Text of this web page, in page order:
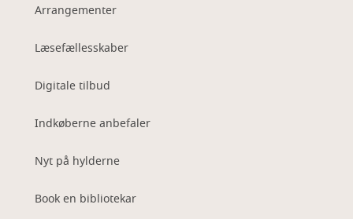
Arrangementer
Læsefællesskaber
Digitale tilbud
Indkøberne anbefaler
Nyt på hylderne
Book en bibliotekar